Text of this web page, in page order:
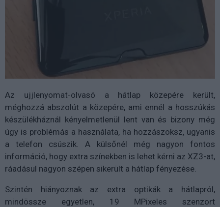
Az ujjlenyomat-olvasó a hátlap közepére került,
méghozzá abszolút a közepére, ami ennél a hosszúkás
készülékháznál kényelmetlenül lent van és bizony még
úgy is problémás a használata, ha hozzászoksz, ugyanis
a telefon csúszik. A külsőnél még nagyon fontos
információ, hogy extra színekben is lehet kérni az XZ3-at,
ráadásul nagyon szépen sikerült a hátlap fényezése.
Szintén hiányoznak az extra optikák a hátlapról,
mindössze egyetlen, 19 MPixeles szenzort